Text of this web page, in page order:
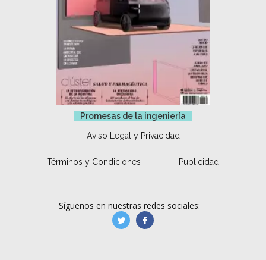
Promesas de la ingeniería
Aviso Legal y Privacidad
Términos y Condiciones Publicidad
Síguenos en nuestras redes sociales:
manufacturaGE